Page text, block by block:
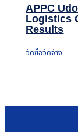
APPC
Logistics
Results
จัดซื้อจัดจ้าง